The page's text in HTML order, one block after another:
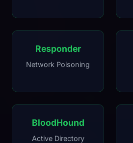
Responder
Network Poisoning
BloodHound
Active Directory